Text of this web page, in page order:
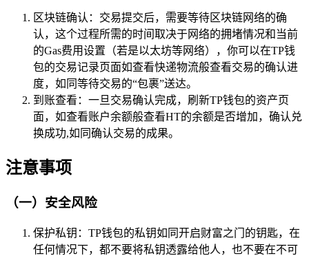
区块链确认：交易提交后，需要等待区块链网络的确
认，这个过程所需的时间取决于网络的拥堵情况和当前
的Gas费用设置（若是以太坊等网络），你可以在TP钱
包的交易记录页面如查看快递物流般查看交易的确认进
度，如同等待交易的“包裹”送达。
到账查看：一旦交易确认完成，刷新TP钱包的资产页
面，如查看账户余额般查看HT的余额是否增加，确认兑
换成功,如同确认交易的成果。
注意事项
（一）安全风险
保护私钥：TP钱包的私钥如同开启财富之门的钥匙，在
任何情况下，都不要将私钥透露给他人，也不要在不可